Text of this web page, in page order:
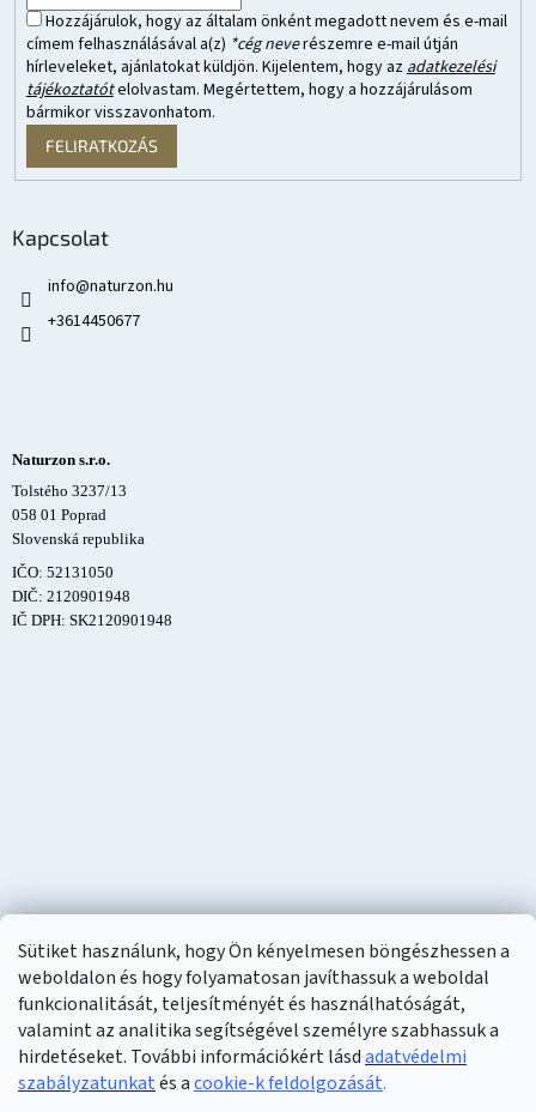
Sütiket használunk, hogy Ön kényelmesen böngészhessen a
weboldalon és hogy folyamatosan javíthassuk a weboldal
funkcionalitását, teljesítményét és használhatóságát,
valamint az analitika segítségével személyre szabhassuk a
hirdetéseket. További információkért lásdadatvédelmi
szabályzatunkatés acookie-k feldolgozását.
Hozzájárulok, hogy az általam önként megadott nevem és e-mail
címem felhasználásával a(z) *cég neverészemre e-mail útján
hírleveleket, ajánlatokat küldjön. Kijelentem, hogy az adatkezelési
tájékoztatótelolvastam. Megértettem, hogy a hozzájárulásom
bármikor visszavonhatom.
FELIRATKOZÁS
Kapcsolat
info@naturzon.hu
+3614450677
Naturzon s.r.o.
Tolstého 3237/13
058 01 Poprad
Slovenská republika
IČO: 52131050
DIČ: 2120901948
IČ DPH: SK2120901948